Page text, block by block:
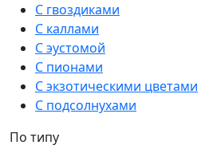
С гвоздиками
С каллами
С эустомой
С пионами
С экзотическими цветами
С подсолнухами
По типу